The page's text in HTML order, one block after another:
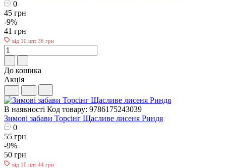
0
45 грн
-9%
41 грн
від 10 шт: 36 грн
До кошика
Акція
В наявності Код товару: 9786175243039
Зимові забави Торсiнг Щасливе лисеня Риндя
0
55 грн
-9%
50 грн
від 10 шт: 44 грн